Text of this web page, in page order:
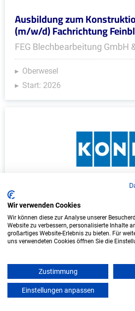
Ausbildung zum
(m/w/d) Fachrichtung
FEG Blechbearbeitung GmbH
Oberwesel
Start: 2026
(m/w/d)
KONE GmbH
Start: 2027
Freie Plätze: 1
Wir verwenden Cookies
Wir können diese zur Analyse unserer
Website zu verbessern, personalisierte Inhalte
großartiges Website-Erlebnis zu bieten. Für
uns verwendeten Cookies öffnen Sie die
Zustimmung
Einstellungen anpassen